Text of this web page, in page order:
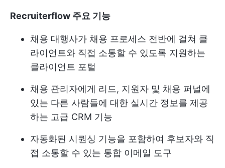
Recruiterflow 주요 기능
채용 대행사가 채용 프로세스 전반에 걸쳐 클
라이언트와 직접 소통할 수 있도록 지원하는
클라이언트 포털
채용 관리자에게 리드, 지원자 및 채용 퍼널에
있는 다른 사람들에 대한 실시간 정보를 제공
하는 고급 CRM 기능
자동화된 시퀀싱 기능을 포함하여 후보자와 직
접 소통할 수 있는 통합 이메일 도구